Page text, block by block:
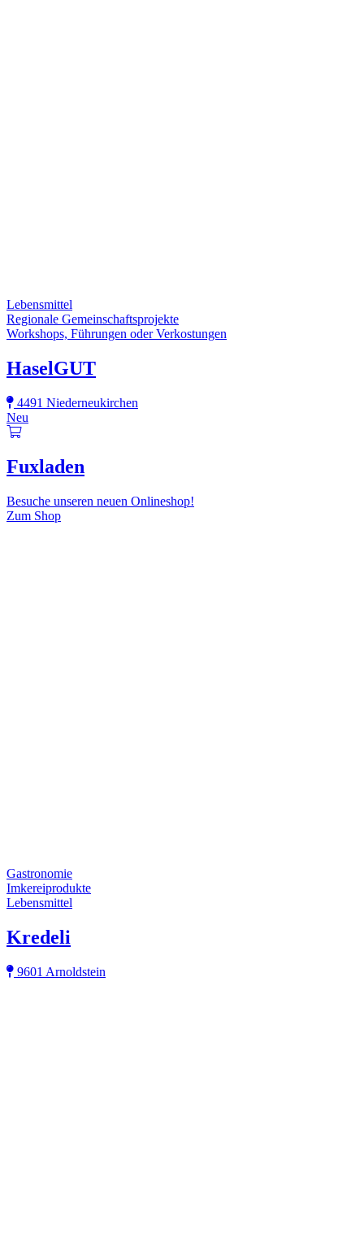
Lebensmittel
Regionale Gemeinschaftsprojekte
Workshops, Führungen oder Verkostungen
HaselGUT
4491 Niederneukirchen
Neu
Fuxladen
Besuche unseren neuen Onlineshop!
Zum Shop
Gastronomie
Imkereiprodukte
Lebensmittel
Kredeli
9601 Arnoldstein